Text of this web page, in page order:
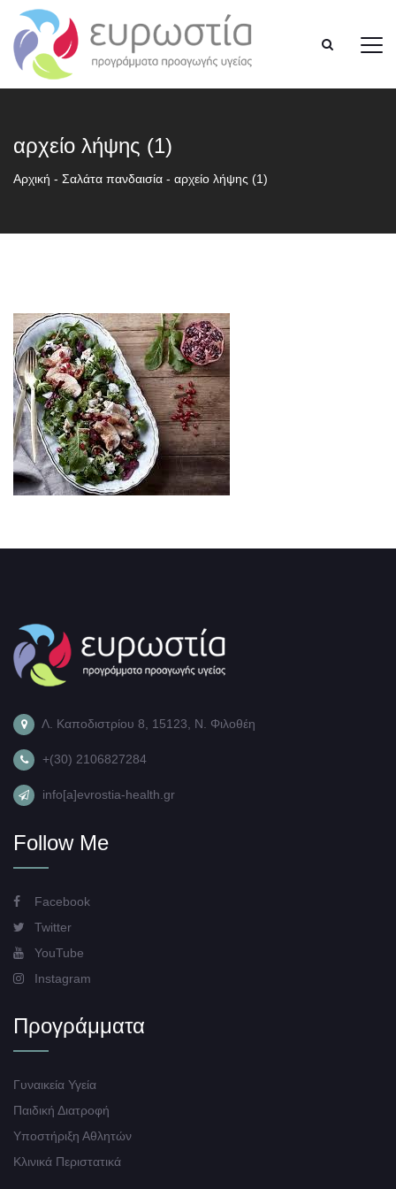
αρχείο λήψης (1)
Αρχική - Σαλάτα πανδαισία - αρχείο λήψης (1)
Λ. Καποδιστρίου 8, 15123, Ν. Φιλοθέη
+(30) 2106827284
info[a]evrostia-health.gr
Follow Me
Facebook
Twitter
YouTube
Instagram
Προγράμματα
Γυναικεία Υγεία
Παιδική Διατροφή
Υποστήριξη Αθλητών
Κλινικά Περιστατικά